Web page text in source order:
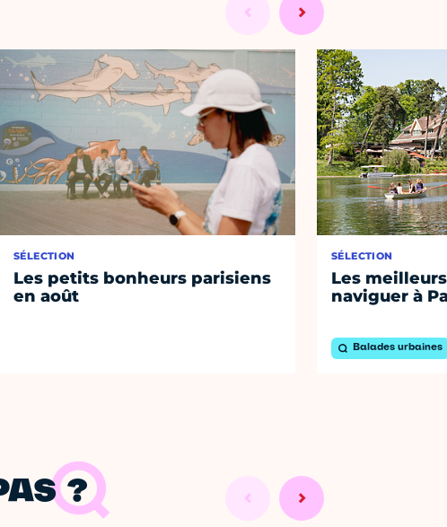
SÉLECTION
Les petits bonheurs parisiens
en août
SÉLECTION
Les
naviguer à
Balades urbaines
?